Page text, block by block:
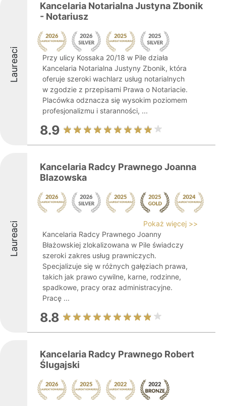
Laureaci
Kancelaria Notarialna Justyna Zbonik
- Notariusz
Przy ulicy Kossaka 20/18 w Pile działa
Kancelaria Notarialna Justyny Zbonik, która
oferuje szeroki wachlarz usług notarialnych
w zgodzie z przepisami Prawa o Notariacie.
Placówka odznacza się wysokim poziomem
profesjonalizmu i staranności, ...
8.9
Laureaci
Kancelaria Radcy Prawnego Joanna
Blazowska
Pokaż więcej >>
Kancelaria Radcy Prawnego Joanny
Błażowskiej zlokalizowana w Pile świadczy
szeroki zakres usług prawniczych.
Specjalizuje się w różnych gałęziach prawa,
takich jak prawo cywilne, karne, rodzinne,
spadkowe, pracy oraz administracyjne.
Pracę ...
8.8
Kancelaria Radcy Prawnego Robert
Ślugajski